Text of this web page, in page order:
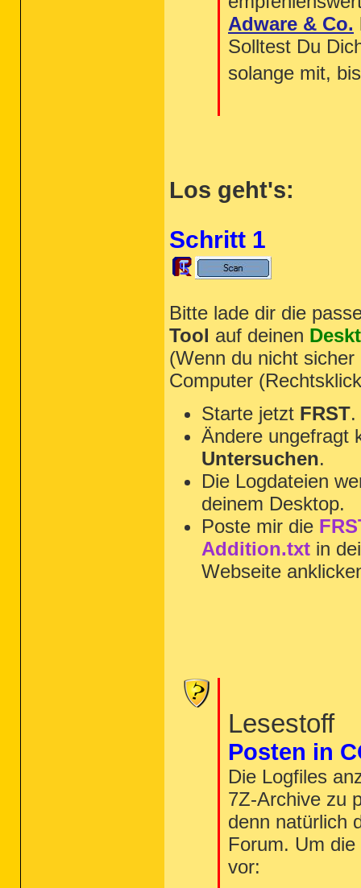
Adware & Co.
Solltest Du
solange mit,
Los geht's:
Schritt 1
Bitte lade dir die
Tool auf deinen
(Wenn du nicht
Computer
Starte jetzt FRST.
Ändere ungefragt
Untersuchen.
Die Logdateien
deinem Desktop.
Poste mir die
Addition.txt in
Webseite
Lesestoff
Posten in
Die Logfiles
7Z-Archive zu
denn natürlich
Forum. Um
vor: